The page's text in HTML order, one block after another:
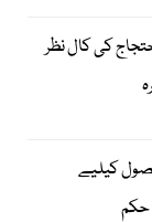
کی کال نظر
کیلیے
حکم